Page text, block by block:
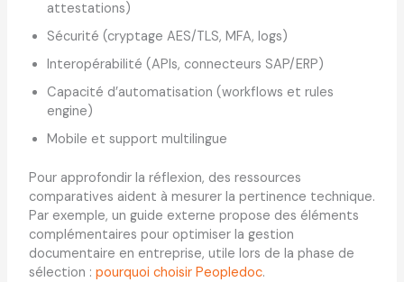
attestations)
Sécurité (cryptage AES/TLS, MFA, logs)
Interopérabilité (APIs, connecteurs SAP/ERP)
Capacité d’automatisation (workflows et rules
engine)
Mobile et support multilingue
Pour approfondir la réflexion, des ressources
comparatives aident à mesurer la pertinence technique.
Par exemple, un guide externe propose des éléments
complémentaires pour optimiser la gestion
documentaire en entreprise, utile lors de la phase de
sélection : pourquoi choisir Peopledoc.